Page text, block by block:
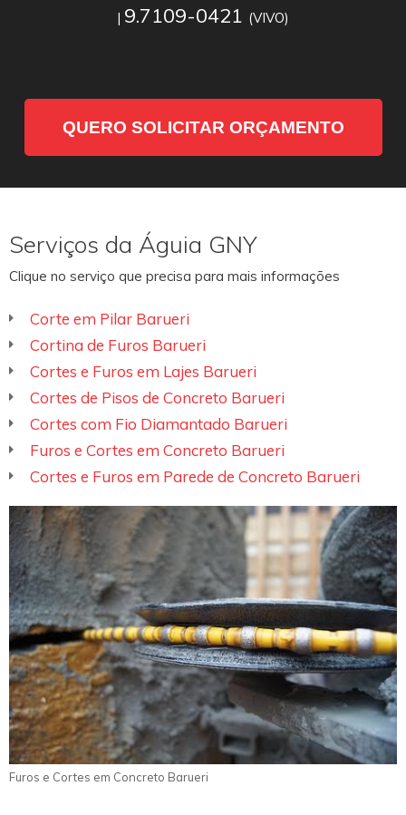
| 9.7109-0421 (VIVO)
QUERO SOLICITAR ORÇAMENTO
Serviços da Águia GNY
Clique no serviço que precisa para mais informações
Corte em Pilar Barueri
Cortina de Furos Barueri
Cortes e Furos em Lajes Barueri
Cortes de Pisos de Concreto Barueri
Cortes com Fio Diamantado Barueri
Furos e Cortes em Concreto Barueri
Cortes e Furos em Parede de Concreto Barueri
Furos e Cortes em Concreto Barueri